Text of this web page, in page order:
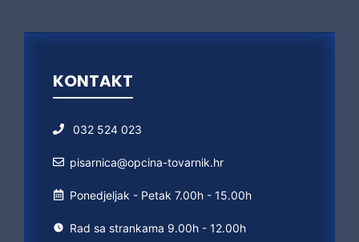
KONTAKT
032 524 023
pisarnica@opcina-tovarnik.hr
Ponedjeljak - Petak 7.00h - 15.00h
Rad sa strankama 9.00h - 12.00h